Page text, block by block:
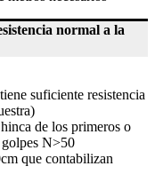
normal a la
suficiente resistencia
de los primeros o
N>50
que contabilizan